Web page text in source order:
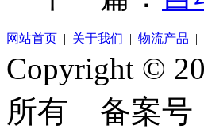
网站首页 | 关于我们 | 物流产品 |
Copyright ©
所有 备案号